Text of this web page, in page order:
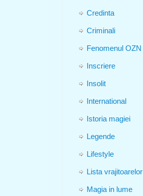
Credinta
Criminali
Fenomenul OZN
Inscriere
Insolit
International
Istoria magiei
Legende
Lifestyle
Lista vrajitoarelor
Magia in lume